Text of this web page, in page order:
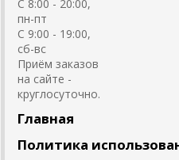
C 8:00 - 20:00,
пн-пт
С 9:00 - 19:00,
сб-вс
Приём заказов
на сайте -
круглосуточно.
Главная
Политика